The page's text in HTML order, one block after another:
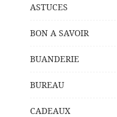
ASTUCES
BON A SAVOIR
BUANDERIE
BUREAU
CADEAUX